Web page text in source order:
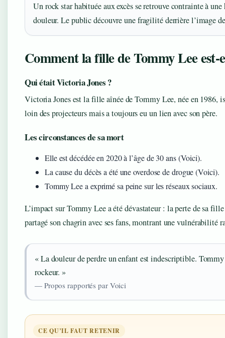
Un rock star habituée aux excès se retrouve contrainte à
douleur. Le public découvre une fragilité derrière l’image
Comment la fille de Tommy Lee est-
Qui était Victoria Jones ?
Victoria Jones est la fille aînée de Tommy Lee, née en 1986,
loin des projecteurs mais a toujours eu un lien avec son père.
Les circonstances de sa mort
Elle est décédée en 2020 à l’âge de 30 ans (Voici).
La cause du décès a été une overdose de drogue (Voici).
Tommy Lee a exprimé sa peine sur les réseaux sociaux.
L’impact sur Tommy Lee a été dévastateur : la perte de sa
partagé son chagrin avec ses fans, montrant une vulnérabilité
« La douleur de perdre un enfant est indescriptible.
rockeur. »
— Propos rapportés par Voici
CE QU’IL FAUT RETENIR